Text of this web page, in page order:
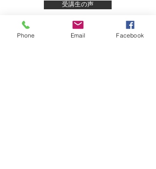
受講生の声
ご受講お申込
Phone Email Facebook